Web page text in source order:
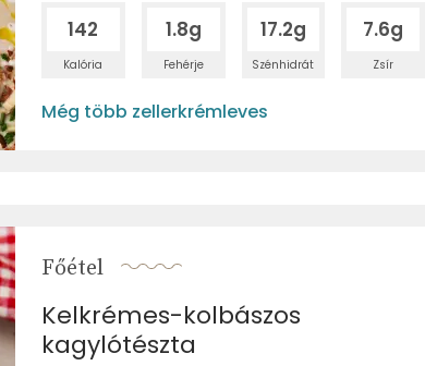
142
Kalória
1.8g
Fehérje
17.2g
Szénhidrát
7.6g
Zsír
Még több zellerkrémleves
Főétel
Kelkrémes-kolbászos
kagylótészta